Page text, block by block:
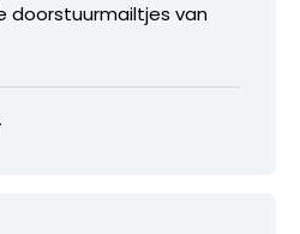
doorstuurmailtjes van